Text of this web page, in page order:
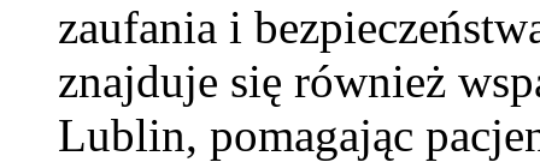
zaufania i
znajduje się również
Lublin, pomagając